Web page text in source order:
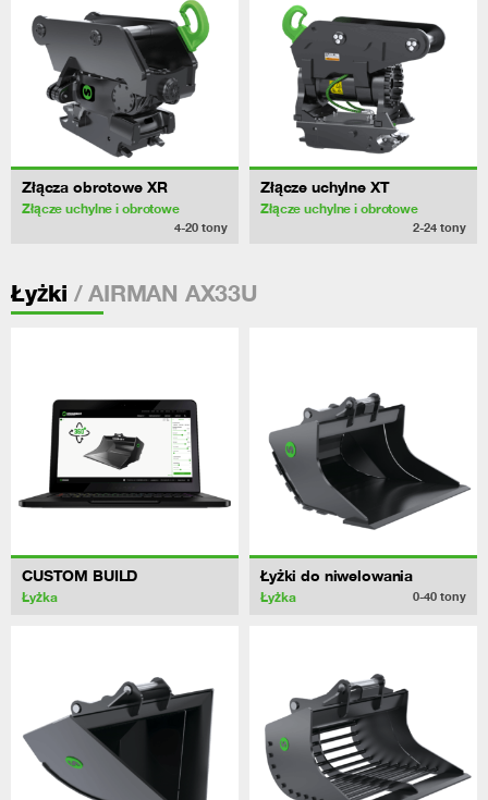
Złącza obrotowe XR
Złącze uchylne i obrotowe
4-20 tony
Złącze uchylne XT
Złącze uchylne i obrotowe
2-24 tony
Łyżki / AIRMAN AX33U
CUSTOM BUILD
Łyżka
Łyżki do niwelowania
Łyżka 0-40 tony